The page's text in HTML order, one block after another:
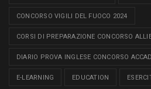
CONCORSO VIGILI DEL FUOCO 2024
CORSI DI PREPARAZIONE CONCORSO
DIARIO PROVA INGLESE CONCORSO
E-LEARNING EDUCATION